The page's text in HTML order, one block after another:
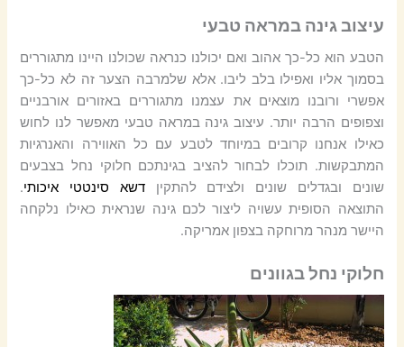
עיצוב גינה במראה טבעי
הטבע הוא כל-כך אהוב ואם יכולנו כנראה שכולנו היינו מתגוררים
בסמוך אליו ואפילו בלב ליבו. אלא שלמרבה הצער זה לא כל-כך
אפשרי ורובנו מוצאים את עצמנו מתגוררים באזורים אורבניים
וצפופים הרבה יותר. עיצוב גינה במראה טבעי מאפשר לנו לחוש
כאילו אנחנו קרובים במיוחד לטבע עם כל האווירה והאנרגיות
המתבקשות. תוכלו לבחור להציב בגינתכם חלוקי נחל בצבעים
שונים ובגדלים שונים ולצידם להתקיןדשא סינטטי איכותי.
התוצאה הסופית עשויה ליצור לכם גינה שנראית כאילו נלקחה
היישר מנהר מרוחקה בצפון אמריקה.
חלוקי נחל בגוונים